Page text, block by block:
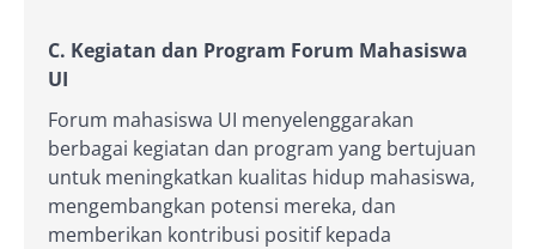
C. Kegiatan dan Program Forum Mahasiswa
UI
Forum mahasiswa UI menyelenggarakan
berbagai kegiatan dan program yang bertujuan
untuk meningkatkan kualitas hidup mahasiswa,
mengembangkan potensi mereka, dan
memberikan kontribusi positif kepada